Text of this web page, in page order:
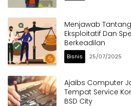
Menjawab
Eksploitatif Dan
Berkeadilan
Bisnis 25/07/2025
Ajaibs Computer
Tempat Service
BSD City